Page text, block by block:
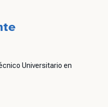
Universitario en